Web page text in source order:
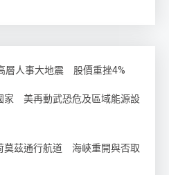
層人事大地震 股價重挫4%
家 美再動武恐危及區域能源設
莫茲通行航道 海峽重開與否取